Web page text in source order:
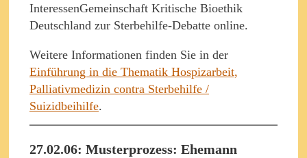
InteressenGemeinschaft Kritische Bioethik
Deutschland zur Sterbehilfe-Debatte online.
Weitere Informationen finden Sie in der
Einführung in die Thematik Hospizarbeit,
Palliativmedizin contra Sterbehilfe /
Suizidbeihilfe.
27.02.06: Musterprozess: Ehemann